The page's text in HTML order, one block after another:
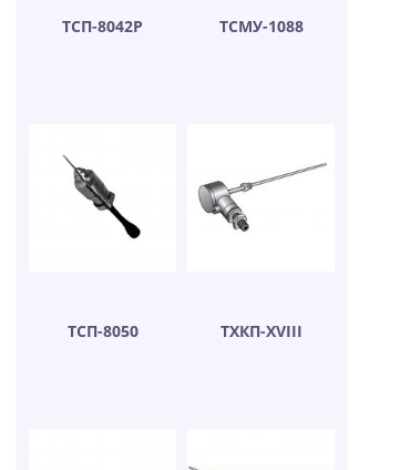
ТСП-8042Р ТСМУ-1088
ТСП-8050 ТХКП-ХVIII